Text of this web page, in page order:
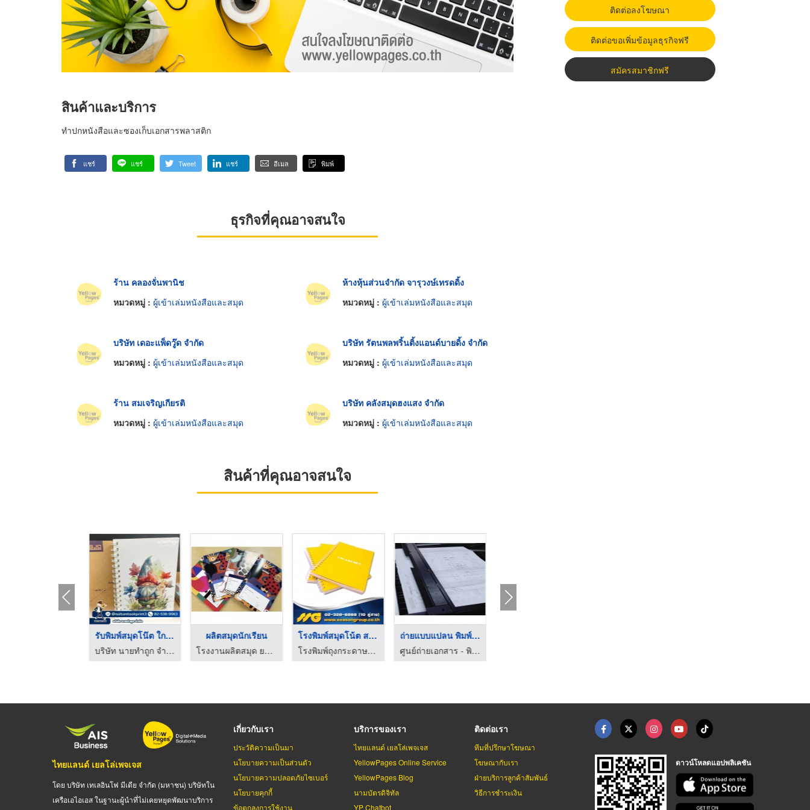
สินค้าและบริการ
ทำปกหนังสือและซองเก็บเอกสารพลาสติก
แชร์ แชร์ Tweet แชร์ อีเมล พิมพ์
ธุรกิจที่คุณอาจสนใจ
ร้าน คลองจั่นพานิช
หมวดหมู่ : ผู้เข้าเล่มหนังสือและสมุด
ห้างหุ้นส่วนจำกัด จารุวงษ์เทรดดิ้ง
หมวดหมู่ : ผู้เข้าเล่มหนังสือและสมุด
บริษัท เดอะแพ็ดวู๊ด จำกัด
หมวดหมู่ : ผู้เข้าเล่มหนังสือและสมุด
บริษัท รัตนพลพริ้นติ้งแอนด์บายดิ้ง จำกัด
หมวดหมู่ : ผู้เข้าเล่มหนังสือและสมุด
ร้าน สมเจริญเกียรติ
หมวดหมู่ : ผู้เข้าเล่มหนังสือและสมุด
บริษัท คลังสมุดฮงแสง จำกัด
หมวดหมู่ : ผู้เข้าเล่มหนังสือและสมุด
สินค้าที่คุณอาจสนใจ
รับพิมพ์สมุดโน๊ต ใกล ...
บริษัท นายทำถูก จำกัด
ผลิตสมุดนักเรียน
โรงงานผลิตสมุด ยานนาวา ยงสวัสดิ์
โรงพิมพ์สมุดโน้ต สมุ ...
โรงพิมพ์ถุงกระดาษบรรจุภัณฑ์ - ซีซันกรุ๊ป
ถ่ายแบบแปลน พิมพ์เขี ...
ศูนย์ถ่ายเอกสาร - พิมพ์เขียว - บี เอ็ม ซี
ติดต่อลงโฆษณา
ติดต่อขอเพิ่มข้อมูลธุรกิจฟรี
สมัครสมาชิกฟรี
ไทยแลนด์ เยลโล่เพจเจส
โดย บริษัท เทเลอินโฟ มีเดีย จำกัด (มหาชน) บริษัทใน
เครือเอไอเอส ในฐานะผู้นำที่ไม่เคยหยุดพัฒนาบริการ
เกี่ยวกับเรา
ประวัติความเป็นมา
นโยบายความเป็นส่วนตัว
นโยบายความปลอดภัยไซเบอร์
นโยบายคุกกี้
ข้อตกลงการใช้งาน
บริการของเรา
ไทยแลนด์ เยลโล่เพจเจส
YellowPages Online Service
YellowPages Blog
นามบัตรดิจิทัล
YP Chatbot
ติดต่อเรา
ทีมที่ปรึกษาโฆษณา
โฆษณากับเรา
ฝ่ายบริการลูกค้าสัมพันธ์
วิธีการชำระเงิน
ดาวน์โหลดแอปพลิเคชัน